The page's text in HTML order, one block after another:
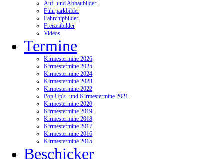
Auf- und Abbaubilder
Fuhrparkbilder
Fahrchipbilder
Freizeitbilder
Videos
Termine
Kirmestermine 2026
Kirmestermine 2025
Kirmestermine 2024
Kirmestermine 2023
Kirmestermine 2022
Pop Up's- und Kirmestermine 2021
Kirmestermine 2020
Kirmestermine 2019
Kirmestermine 2018
Kirmestermine 2017
Kirmestermine 2016
Kirmestermine 2015
Beschicker